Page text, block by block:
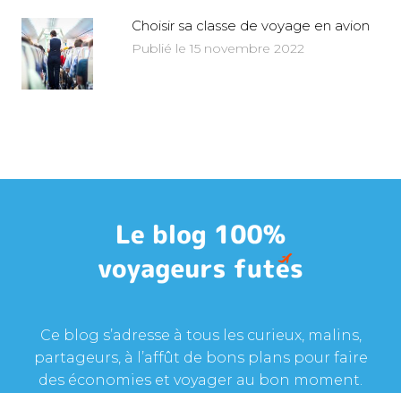
Choisir sa classe de voyage en avion
Publié le 15 novembre 2022
Ce blog s’adresse à tous les curieux, malins,
partageurs, à l’affût de bons plans pour faire
des économies et voyager au bon moment.